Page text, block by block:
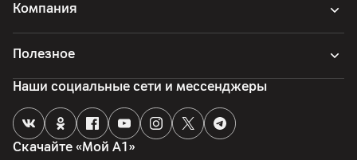
Компания
Полезное
Скачайте «Мой А1»
Наши социальные сети и мессенджеры